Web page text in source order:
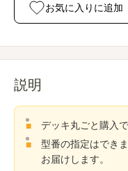
お気に入りに追加
説明
デッキ丸ごと購入
型番の指定はでき
お届けします。